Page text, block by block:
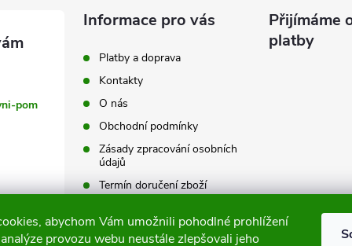
abychom Vám umožnili pohodlné prohlížení
provozu webu neustále zlepšovali jeho
pom
Informace pro vás
Platby a doprava
Kontakty
O nás
Obchodní podmínky
Zásady zpracování osobních
údajů
Termín doručení zboží
Tabulky velikostí
Přijímáme
platby